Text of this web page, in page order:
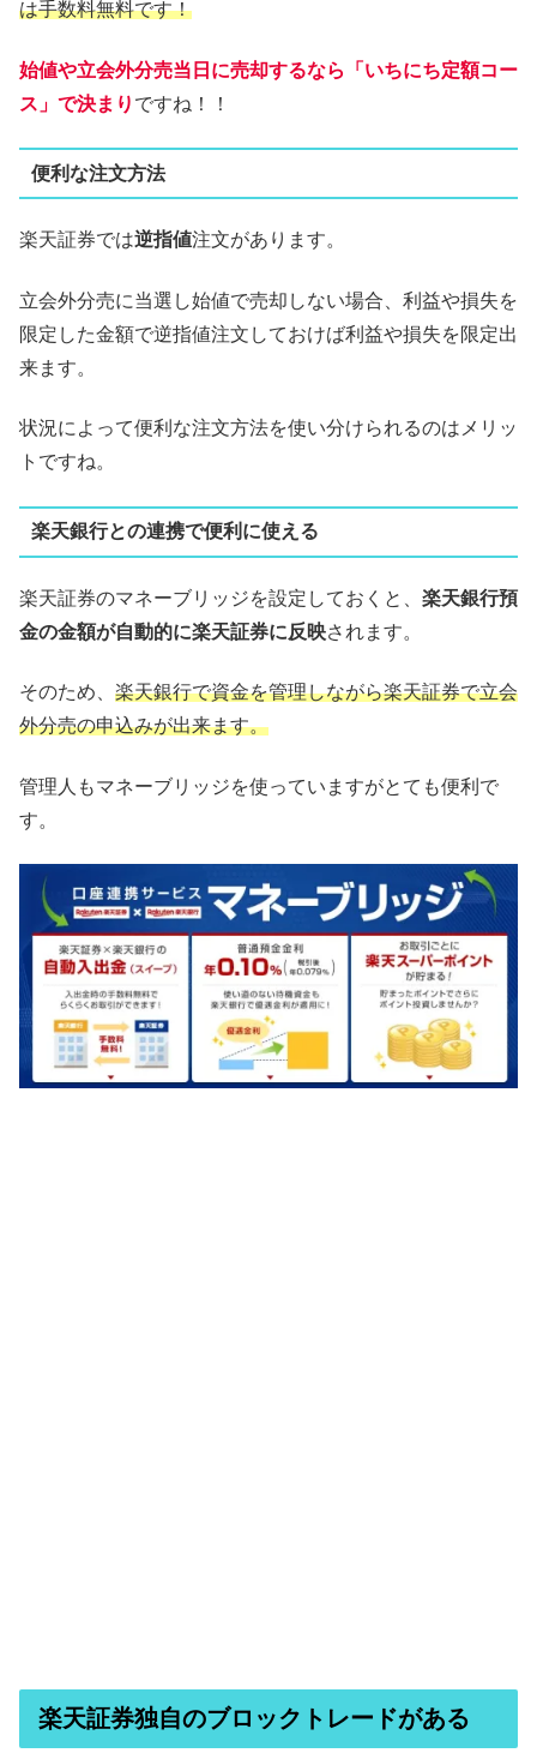
は手数料無料です！
始値や立会外分売当日に売却するなら「いちにち定額コー
ス」で決まり ですね！！
便利な注文方法
楽天証券では逆指値注文があります。
立会外分売に当選し始値で売却しない場合、利益や損失を
限定した金額で逆指値注文しておけば利益や損失を限定出
来ます。
状況によって便利な注文方法を使い分けられるのはメリッ
トですね。
楽天銀行との連携で便利に使える
楽天証券のマネーブリッジを設定しておくと、 楽天銀行預
金の金額が自動的に楽天証券に反映されます。
そのため、 楽天銀行で資金を管理しながら楽天証券で立会
外分売の申込みが出来ます。
管理人もマネーブリッジを使っていますがとても便利で
す。
楽天証券独自のブロックトレードがある